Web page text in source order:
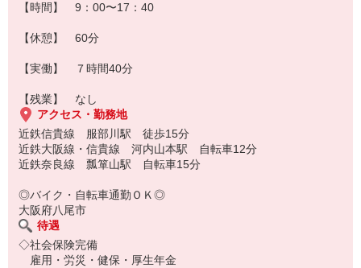
【時間】 9：00〜17：40
【休憩】 60分
【実働】 ７時間40分
【残業】 なし
アクセス・勤務地
近鉄信貴線 服部川駅 徒歩15分
近鉄大阪線・信貴線 河内山本駅 自転車12分
近鉄奈良線 瓢箪山駅 自転車15分
◎バイク・自転車通勤ＯＫ◎
大阪府八尾市
待遇
◇社会保険完備
雇用・労災・健保・厚生年金